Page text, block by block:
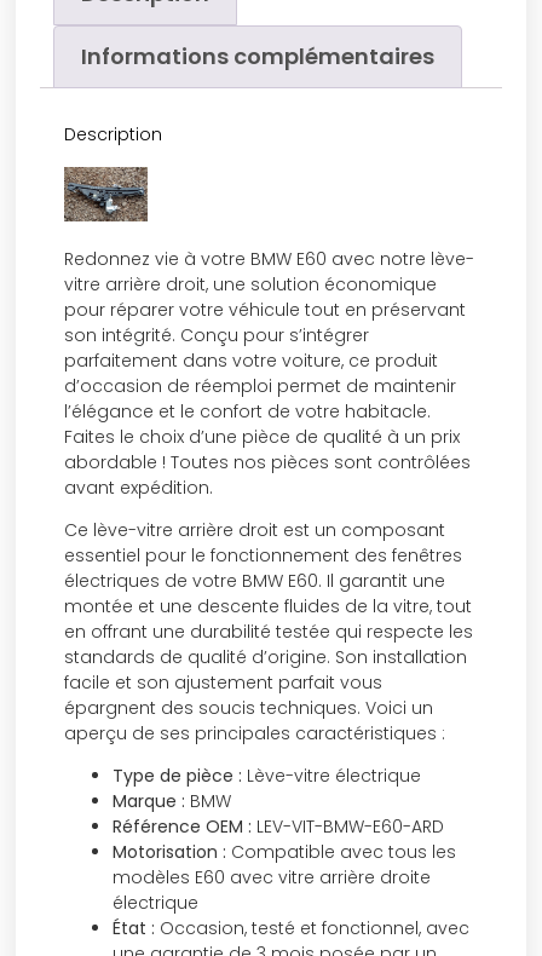
Informations complémentaires
Description
Redonnez vie à votre BMW E60 avec notre lève-
vitre arrière droit, une solution économique
pour réparer votre véhicule tout en préservant
son intégrité. Conçu pour s’intégrer
parfaitement dans votre voiture, ce produit
d’occasion de réemploi permet de maintenir
l’élégance et le confort de votre habitacle.
Faites le choix d’une pièce de qualité à un prix
abordable ! Toutes nos pièces sont contrôlées
avant expédition.
Ce lève-vitre arrière droit est un composant
essentiel pour le fonctionnement des fenêtres
électriques de votre BMW E60. Il garantit une
montée et une descente fluides de la vitre, tout
en offrant une durabilité testée qui respecte les
standards de qualité d’origine. Son installation
facile et son ajustement parfait vous
épargnent des soucis techniques. Voici un
aperçu de ses principales caractéristiques :
Type de pièce : Lève-vitre électrique
Marque : BMW
Référence OEM : LEV-VIT-BMW-E60-ARD
Motorisation : Compatible avec tous les
modèles E60 avec vitre arrière droite
électrique
État : Occasion, testé et fonctionnel, avec